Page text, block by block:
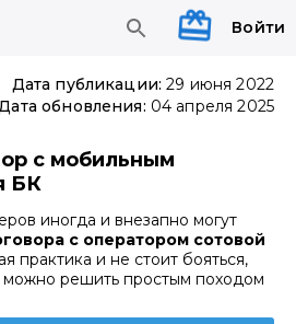
Войти
Дата публикации: 29 июня 2022
обновления: 04 апреля 2025
с мобильным
БК
иногда и внезапно могут
с оператором сотовой
практика и не стоит бояться,
можно решить простым походом